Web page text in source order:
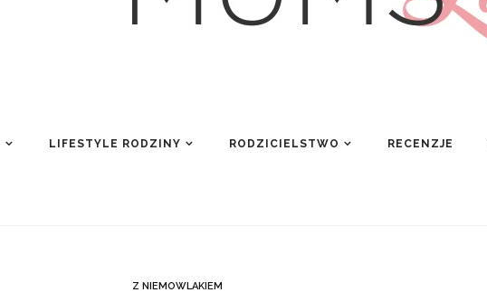
LIFESTYLE RODZINY RODZICIELSTWO RECENZJE
Z NIEMOWLAKIEM